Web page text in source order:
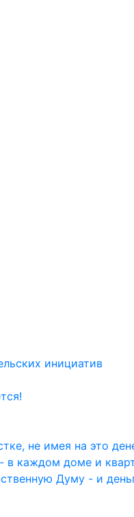
инициатив
не имея на это
каждом доме и
Думу - и